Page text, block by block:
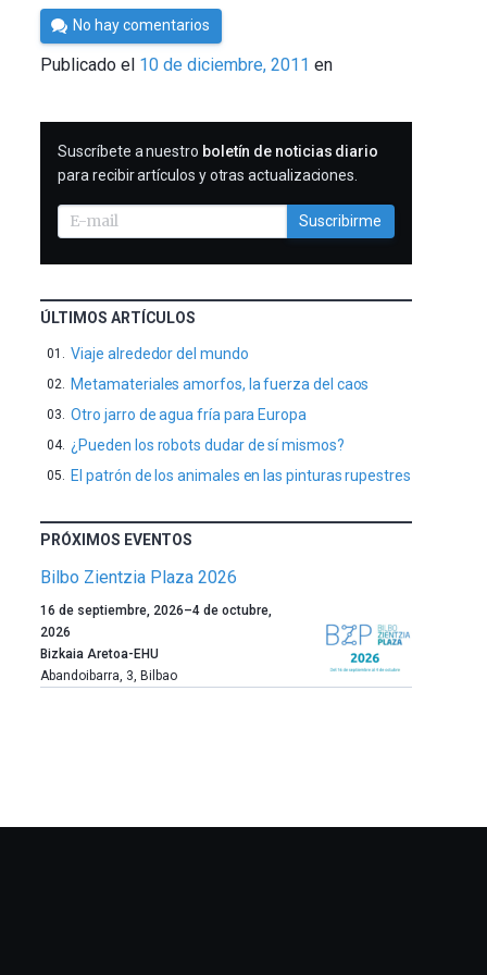
Por
Cultura
Cientifica
No hay comentarios
Publicado el 10 de diciembre, 2011 en
SUSCRIBIRME
Suscríbete a nuestro boletín de noticias diario
para recibir artículos y otras actualizaciones.
Suscribirme
ÚLTIMOS ARTÍCULOS
Viaje alrededor del mundo
Metamateriales amorfos, la fuerza del caos
Otro jarro de agua fría para Europa
¿Pueden los robots dudar de sí mismos?
El patrón de los animales en las pinturas rupestres
PRÓXIMOS EVENTOS
Bilbo Zientzia Plaza 2026
Un
año
más,
Bilbao
la
16 de septiembre, 2026–4 de octubre,
2026
Bizkaia Aretoa-EHU
Abandoibarra, 3, Bilbao